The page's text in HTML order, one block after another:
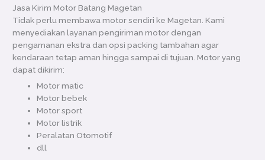
Jasa Kirim Motor Batang Magetan
Tidak perlu membawa motor sendiri ke Magetan. Kami
menyediakan layanan pengiriman motor dengan
pengamanan ekstra dan opsi packing tambahan agar
kendaraan tetap aman hingga sampai di tujuan. Motor yang
dapat dikirim:
Motor matic
Motor bebek
Motor sport
Motor listrik
Peralatan Otomotif
dll